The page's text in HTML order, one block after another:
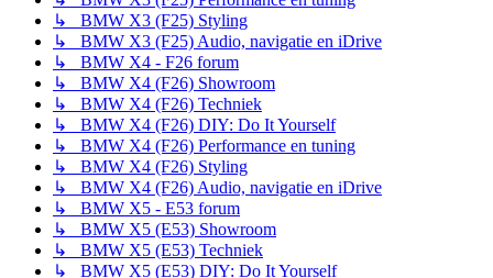
↳ BMW X3 (F25) Styling
↳ BMW X3 (F25) Audio, navigatie en iDrive
↳ BMW X4 - F26 forum
↳ BMW X4 (F26) Showroom
↳ BMW X4 (F26) Techniek
↳ BMW X4 (F26) DIY: Do It Yourself
↳ BMW X4 (F26) Performance en tuning
↳ BMW X4 (F26) Styling
↳ BMW X4 (F26) Audio, navigatie en iDrive
↳ BMW X5 - E53 forum
↳ BMW X5 (E53) Showroom
↳ BMW X5 (E53) Techniek
↳ BMW X5 (E53) DIY: Do It Yourself